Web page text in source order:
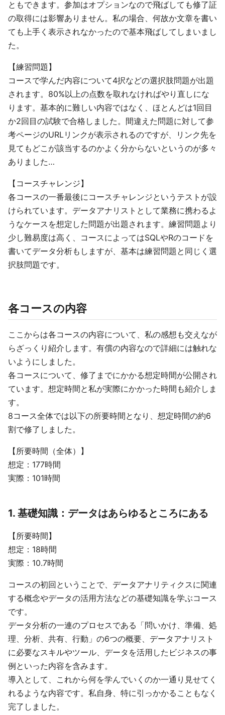
ともできます。参加はオプションなので飛ばしても修了証
の取得には影響ありません。私の場合、何故か文章を書い
ても上手く表示されなかったので基本飛ばしてしまいまし
た。
【練習問題】
コースで学んだ内容について4択などの選択肢問題が出題
されます。80%以上の点数を取れなければやり直しにな
ります。基本的に難しい内容ではなく、ほとんどは1回目
か2回目の試験で合格しました。間違えた問題に対して参
考ページのURLリンクが表示されるのですが、リンク先を
見てもどこが該当するのかよく分からないというのが多々
ありました…
【コースチャレンジ】
各コースの一番最後にコースチャレンジというテストが設
けられています。データアナリストとして業務に携わるよ
うなケースを想定した問題が出題されます。練習問題より
少し難易度は高く、コースによってはSQLやRのコードを
書いてデータ分析もしますが、基本は練習問題と同じく選
択肢問題です。
各コースの内容
ここからは各コースの内容について、私の感想も交えなが
らざっくり紹介します。有償の内容なので詳細には触れな
いようにしました。
各コースについて、修了までにかかる想定時間が公開され
ています。想定時間と私が実際にかかった時間も紹介しま
す。
8コース全体では以下の所要時間となり、想定時間の約6
割で修了しました。
【所要時間（全体）】
想定：177時間
実際：101時間
1. 基礎知識：データはあらゆるところにある
【所要時間】
想定：18時間
実際：10.7時間
コースの初回ということで、データアナリティクスに関連
する概念やデータの活用方法などの基礎知識を学ぶコース
です。
データ分析の一連のプロセスである「問いかけ、準備、処
理、分析、共有、行動」の6つの概要、データアナリスト
に必要なスキルやツール、データを活用したビジネスの事
例といった内容を含みます。
導入として、これから何を学んでいくのか一通り見せてく
れるような内容です。私自身、特に引っかかることもなく
完了しました。